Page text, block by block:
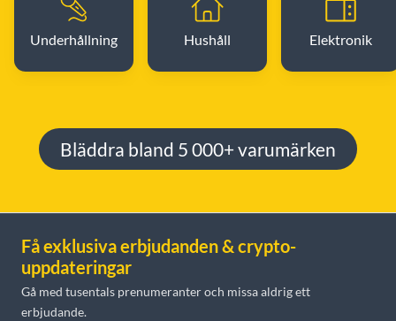
Underhållning Hushåll Elektronik
Bläddra bland 5 000+ varumärken
Få exklusiva erbjudanden & crypto-
uppdateringar
Gå med tusentals prenumeranter och missa aldrig ett
erbjudande.